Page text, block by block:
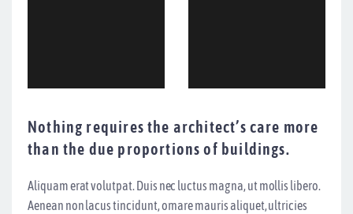
Nothing requires the architect’s care more
than the due proportions of buildings.
Aliquam erat volutpat. Duis nec luctus magna, ut mollis libero.
Aenean non lacus tincidunt, ornare mauris aliquet, ultricies